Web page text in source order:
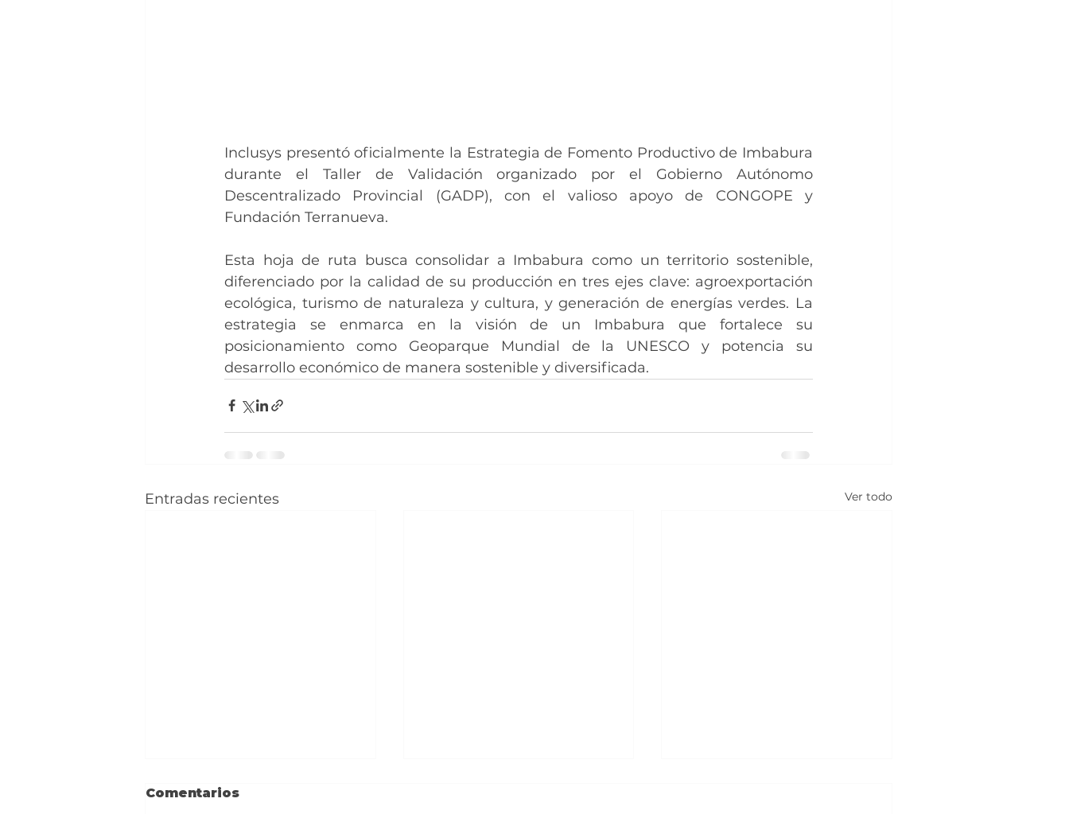
Inclusys presentó oficialmente la Estrategia de Fomento Productivo de Imbabura
durante el Taller de Validación organizado por el Gobierno Autónomo
Descentralizado Provincial (GADP), con el valioso apoyo de CONGOPE y
Fundación Terranueva.
Esta hoja de ruta busca consolidar a Imbabura como un territorio sostenible,
diferenciado por la calidad de su producción en tres ejes clave: agroexportación
ecológica, turismo de naturaleza y cultura, y generación de energías verdes. La
estrategia se enmarca en la visión de un Imbabura que fortalece su
posicionamiento como Geoparque Mundial de la UNESCO y potencia su
desarrollo económico de manera sostenible y diversificada.
Entradas recientes Ver todo
Comentarios